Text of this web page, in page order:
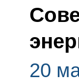
20